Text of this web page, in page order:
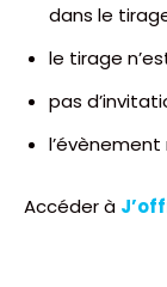
dans le
le tirage
pas
Accéder à